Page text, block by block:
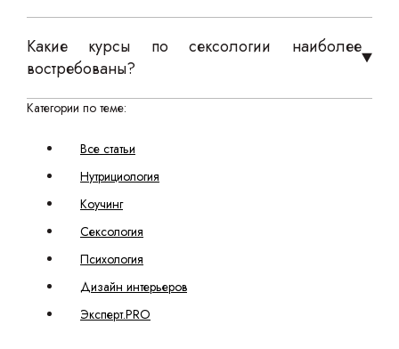
Какие курсы по сексологии наиболее
востребованы?
Категории по теме:
Все статьи
Нутрициология
Коучинг
Сексология
Психология
Дизайн интерьеров
Эксперт.PRO